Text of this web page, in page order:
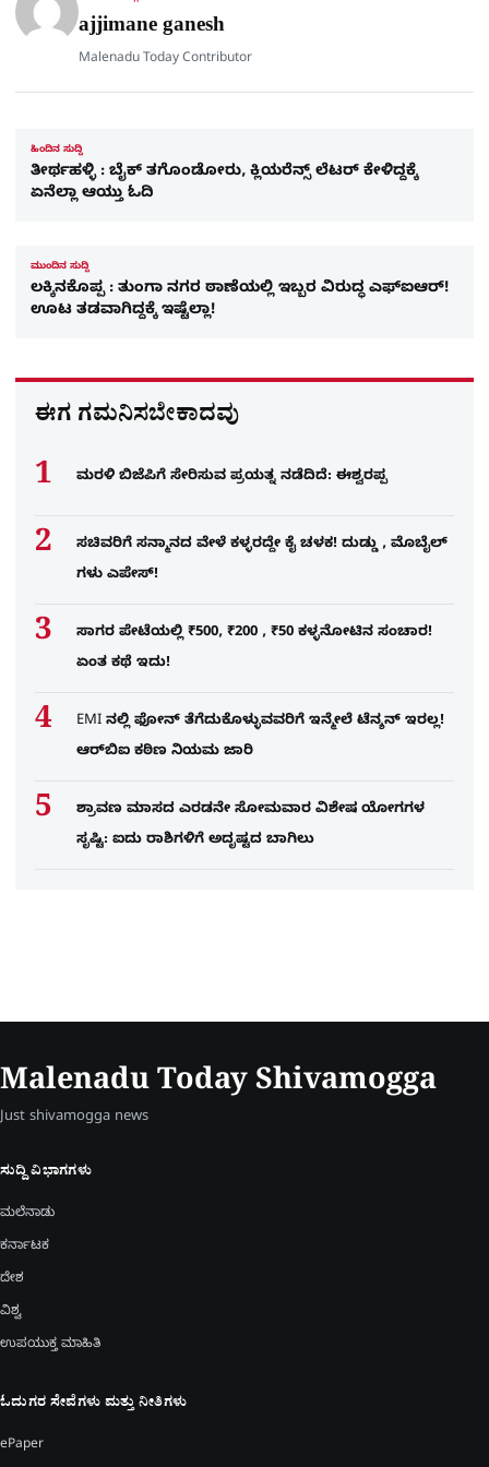
ajjimane ganesh
Malenadu Today Contributor
ಹಿಂದಿನ ಸುದ್ದಿ
ತೀರ್ಥಹಳ್ಳಿ : ಬೈಕ್​ ತಗೊಂಡೋರು, ಕ್ಲಿಯರೆನ್ಸ್ ಲೆಟರ್​ ಕೇಳಿದ್ದಕ್ಕೆ
ಏನೆಲ್ಲಾ ಆಯ್ತು ಓದಿ
ಮುಂದಿನ ಸುದ್ದಿ
ಲಕ್ಕಿನಕೊಪ್ಪ : ತುಂಗಾ ನಗರ ಠಾಣೆಯಲ್ಲಿ ಇಬ್ಬರ ವಿರುದ್ಧ ಎಫ್ಐಆರ್!
ಊಟ ತಡವಾಗಿದ್ದಕ್ಕೆ ಇಷ್ಟೆಲ್ಲಾ!
ಈಗ ಗಮನಿಸಬೇಕಾದವು
ಮರಳಿ ಬಿಜೆಪಿಗೆ ಸೇರಿಸುವ ಪ್ರಯತ್ನ ನಡೆದಿದೆ: ಈಶ್ವರಪ್ಪ
ಸಚಿವರಿಗೆ ಸನ್ಮಾನದ ವೇಳೆ ಕಳ್ಳರದ್ದೇ ಕೈ ಚಳಕ! ದುಡ್ಡು , ಮೊಬೈಲ್​
ಗಳು ಎಪೇಸ್!
ಸಾಗರ ಪೇಟೆಯಲ್ಲಿ ₹500, ₹200 , ₹50 ಕಳ್ಳನೋಟಿನ ಸಂಚಾರ!
ಏಂತ ಕಥೆ ಇದು!
EMI ನಲ್ಲಿ ಫೋನ್​ ತೆಗೆದುಕೊಳ್ಳುವವರಿಗೆ ಇನ್ಮೇಲೆ ಟೆನ್ಶನ್​ ಇರಲ್ಲ!
ಆರ್‌ಬಿಐ ಕಠಿಣ ನಿಯಮ ಜಾರಿ
ಶ್ರಾವಣ ಮಾಸದ ಎರಡನೇ ಸೋಮವಾರ ವಿಶೇಷ ಯೋಗಗಳ
ಸೃಷ್ಟಿ: ಐದು ರಾಶಿಗಳಿಗೆ ಅದೃಷ್ಟದ ಬಾಗಿಲು
Malenadu Today Shivamogga
Just shivamogga news
ಸುದ್ದಿ ವಿಭಾಗಗಳು
ಮಲೆನಾಡು
ಕರ್ನಾಟಕ
ದೇಶ
ವಿಶ್ವ
ಉಪಯುಕ್ತ ಮಾಹಿತಿ
ಓದುಗರ ಸೇವೆಗಳು ಮತ್ತು ನೀತಿಗಳು
ePaper